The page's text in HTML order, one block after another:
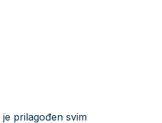
je prilagođen svim